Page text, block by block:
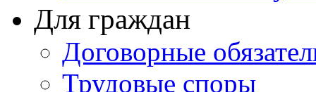
Для граждан
Договорные
Трудовые споры